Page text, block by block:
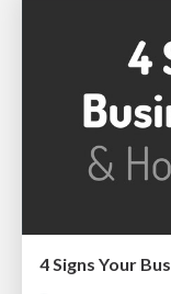
4 Signs Your